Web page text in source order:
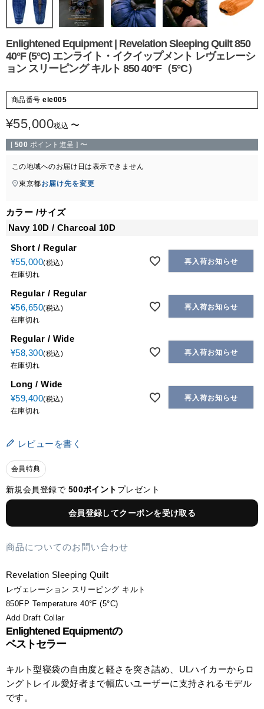
Enlightened Equipment | Revelation Sleeping Quilt 850
40°F (5°C) エンライト・イクイップメント レヴェレーシ
ョン スリーピング キルト 850 40°F（5°C）
商品番号 ele005
¥55,000税込 〜
[ 500 ポイント進呈 ] 〜
この地域へのお届け日は表示できません
東京都お届け先を変更
カラー サイズ
Navy 10D / Charcoal 10D
Short / Regular
¥55,000 税込
在庫切れ
再入荷お知らせ
Regular / Regular
¥56,650 税込
在庫切れ
再入荷お知らせ
Regular / Wide
¥58,300 税込
在庫切れ
再入荷お知らせ
Long / Wide
¥59,400 税込
在庫切れ
再入荷お知らせ
レビューを書く
会員特典
新規会員登録で 500ポイント プレゼント
会員登録してクーポンを受け取る
商品についてのお問い合わせ
Revelation Sleeping Quilt
レヴェレーション スリーピング キルト
850FP Temperature 40°F (5°C)
Add Draft Collar
Enlightened Equipmentの
ベストセラー
キルト型寝袋の自由度と軽さを突き詰め、ULハイカーからロ
ングトレイル愛好者まで幅広いユーザーに支持されるモデル
です。